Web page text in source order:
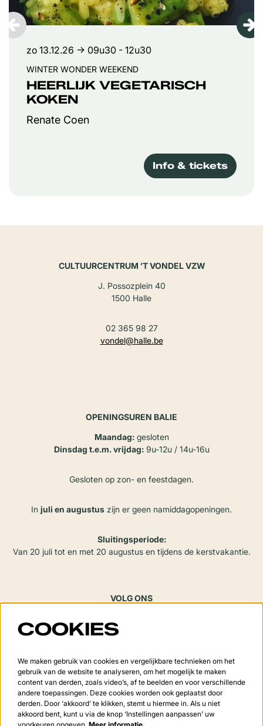
HEERLIJK VEGETARISCH
KOKEN
Renate Coen
WINTER WONDER WEEKEND
zo 13.12.26 → 09u30 - 12u30
Info & tickets
CULTUURCENTRUM ’T VONDEL VZW
J. Possozplein 40
1500 Halle
02 365 98 27
vondel@halle.be
OPENINGSUREN BALIE
Maandag:gesloten
Dinsdag t.e.m. vrijdag:9u-12u / 14u-16u
Gesloten op zon- en feestdagen.
In juli en augustus zijn er geen namiddagopeningen.
Sluitingsperiode:
Van 20 juli tot en met 20 augustus en tijdens de kerstvakantie.
VOLG ONS
Meld je aan voor de nieuwsbrief
Aanmelden
COOKIES
We maken gebruik van cookies en vergelijkbare technieken om het
gebruik van de website te analyseren, om het mogelijk te maken
content van derden, zoals video’s, af te beelden en voor verschillende
andere toepassingen. Deze cookies worden ook geplaatst door
derden. Door ‘akkoord’ te klikken, stemt u hiermee in. Als u niet
akkoord bent, kunt u via de knop ‘Instellingen aanpassen’ uw